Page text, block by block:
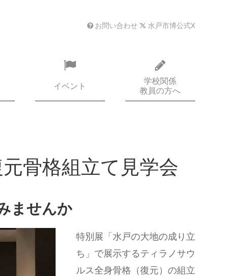
お問い合わせ 水戸市博公式X
イベント
学校関係
教員の方へ
骨格組立て見学会
ませんか
特別展「水戸の大地の成り立
ち」で展示するティラノサウ
ルス全身骨格（復元）の組立